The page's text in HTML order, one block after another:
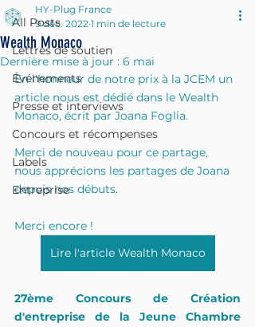
All Posts
Lettres de soutien
Événements
Presse et interviews
Concours et récompenses
Labels
Entreprise
Wealth Monaco
HY-Plug France
9 déc. 2022 1 min de lecture
Dernière mise à jour : 6 mai
En l'honneur de notre prix à la JCEM un
article nous est dédié dans le Wealth
Monaco, écrit par Joana Foglia.
Merci de nouveau pour ce partage,
nous apprécions les partages de Joana
depuis nos débuts.
Merci encore !
Lire l'article Wealth Monaco
27ème Concours de Création
d'entreprise de la Jeune Chambre